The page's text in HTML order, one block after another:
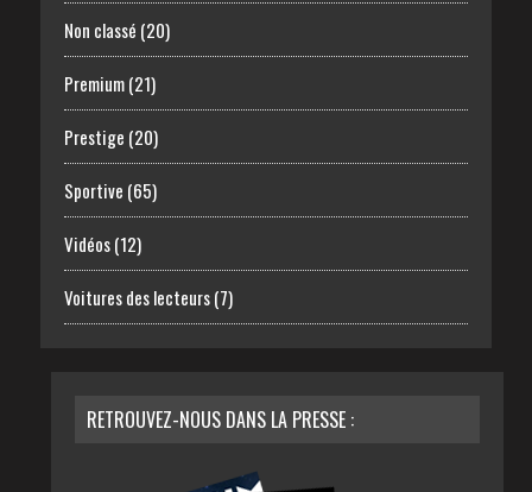
Non classé (20)
Premium(21)
Prestige (20)
Sportive (65)
Vidéos(12)
Voitures des lecteurs(7)
RETROUVEZ-NOUS DANS LA PRESSE :